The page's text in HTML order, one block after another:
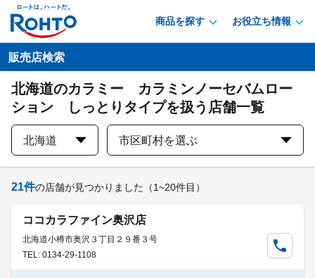
商品を探す お役立ち情報
販売店検索
北海道のカラミー カラミンノーセバムロー
ション しっとりタイプを扱う店舗一覧
北海道 市区町村を選ぶ
21件の店舗が見つかりました （1~20件目）
ココカラファイン奥沢店
北海道小樽市奥沢３丁目２９番３号
TEL: 0134-29-1108